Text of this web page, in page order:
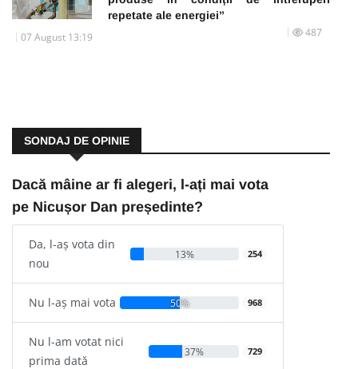
repetate ale energiei”
07 August 13:19 487
SONDAJ DE OPINIE
Dacă mâine ar fi alegeri, l-ați mai vota
pe Nicușor Dan președinte?
Da, l-aș vota din
nou
13% 254
Nu l-aș mai vota 50% 968
Nu l-am votat nici
prima dată
37% 729